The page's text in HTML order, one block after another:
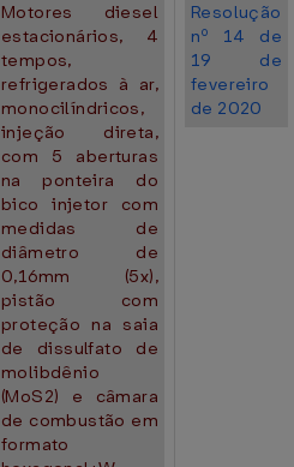
Motores diesel
estacionários, 4
tempos,
refrigerados à ar,
monocilíndricos,
injeção direta,
com 5 aberturas
na ponteira do
bico injetor com
medidas de
diâmetro de
0,16mm (5x),
pistão com
proteção na saia
de dissulfato de
molibdênio
(MoS2) e câmara
de combustão em
formato
Resolução
nº 14 de
19 de
fevereiro
de 2020